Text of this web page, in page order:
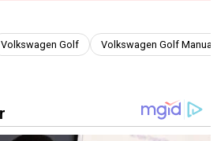
Volkswagen Golf Volkswagen Golf Manual